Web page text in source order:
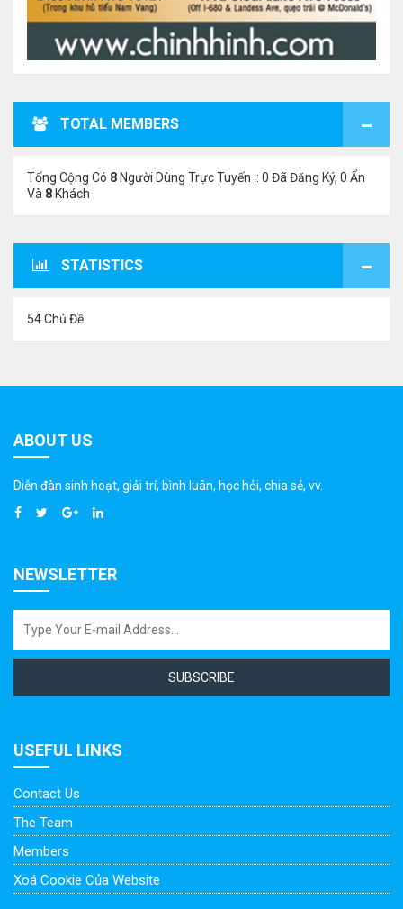
TOTAL MEMBERS
Tổng Cộng Có 8 Người Dùng Trực Tuyến :: 0 Đã Đăng Ký, 0 Ẩn
Và 8 Khách
STATISTICS
54 Chủ Đề
ABOUT US
Diễn đàn sinh hoạt, giải trí, bình luân, học hỏi, chia sẻ, vv.
NEWSLETTER
SUBSCRIBE
USEFUL LINKS
Contact Us
The Team
Members
Xoá Cookie Của Website